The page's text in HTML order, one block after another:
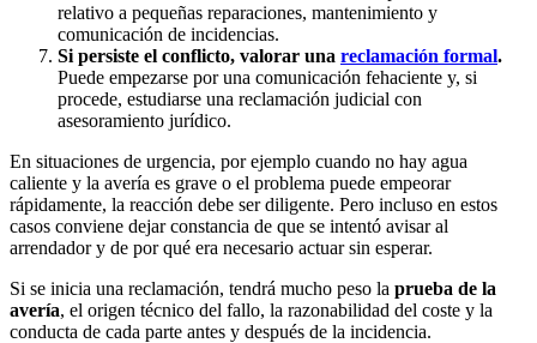
relativo a pequeñas reparaciones, mantenimiento y
comunicación de incidencias.
Si persiste el conflicto, valorar una reclamación formal.
Puede empezarse por una comunicación fehaciente y, si
procede, estudiarse una reclamación judicial con
asesoramiento jurídico.
En situaciones de urgencia, por ejemplo cuando no hay agua
caliente y la avería es grave o el problema puede empeorar
rápidamente, la reacción debe ser diligente. Pero incluso en estos
casos conviene dejar constancia de que se intentó avisar al
arrendador y de por qué era necesario actuar sin esperar.
Si se inicia una reclamación, tendrá mucho peso la prueba de la
avería, el origen técnico del fallo, la razonabilidad del coste y la
conducta de cada parte antes y después de la incidencia.